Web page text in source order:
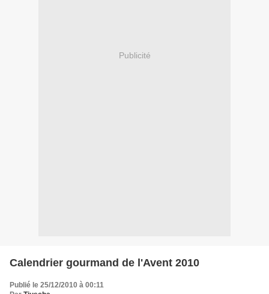
Publicité
Calendrier gourmand de l'Avent 2010
Publié le 25/12/2010 à 00:11